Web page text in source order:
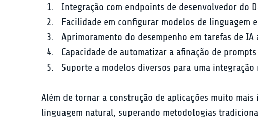
Integração com endpoints de desenvolvedor do
Facilidade em configurar modelos de linguagem
Aprimoramento do desempenho em tarefas de
Capacidade de automatizar a afinação de
Suporte a modelos diversos para uma integração
Além de tornar a construção de aplicações muito
linguagem natural, superando metodologias